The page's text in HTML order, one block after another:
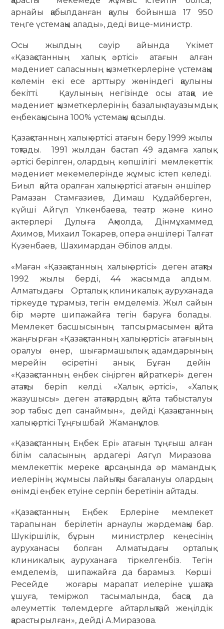
арнайы қабылданған қаулы бойынша 17 950
теңге үстемақы алады», деді вице-министр.
Осы жылдың сәуір айында Үкімет
«Қазақстанның халық әртісі» атағын алған
мәдениет саласының қызметкерлеріне үстемақы
көлемін екі есе арттыру жөніндегі қаулыны
бекітті. Қаулының негізінде осы атаққа ие
мәдениет қызметкерлерінің базалық лауазымдық
еңбекақысына 100% үстемақы қосылды.
Қазақстанның халық әртісі атағын беру 1999 жылы
тоқтады. 1991 жылдан бастап 49 адамға халық
әртісі берілген, олардың көпшілігі мемлекеттік
мәдениет мекемелерінде жұмыс істеп келеді.
Биыл қайта оралған халық әртісі атағын әншілер
Рамазан Стамғазиев, Димаш Құдайберген,
күйші Айгүл Үлкенбаева, театр және кино
актерлері Дулыға Ақмолда, Дінмұхаммед
Ахимов, Михаил Токарев, опера әншілері Талғат
Күзенбаев, Шахимардан Әбілов алды.
«Маған «Қазақстанның халық әртісі» деген атақты
1992 жылы берді, 44 жасымда алдым.
Алматыдағы Орталық клиникалық ауруханада
тіркеуде тұрамыз, тегін емделеміз. Жыл сайын
бір мәрте шипажайға тегін баруға болады.
Мемлекет басшысының тапсырмасымен қайта
жаңғырған «Қазақстанның халық әртісі» атағының
оралуы өнер, шығармашылық адамдарының
мерейін өсіретіні анық. Бұған дейін
«Қазақстанның еңбек сіңірген қайраткері» деген
атақты беріп келді. «Халық әртісі», «Халық
жазушысы» деген атақтардың қайта табысталуы
зор табыс деп санаймын», дейді Қазақстанның
халық әртісі Тұңғышбай Жаманқұлов.
«Қазақстанның Еңбек Ері» атағын тұңғыш алған
білім саласының ардагері Аягүл Миразова
мемлекеттік мереке қарсаңында әр мамандық
иелерінің жұмысы лайықты бағалануы олардың
өнімді еңбек етуіне серпін беретінін айтады.
«Қазақстанның Еңбек Ерлеріне мемлекет
тарапынан берілетін арнаулы жәрдемақы бар.
Шүкіршілік, бұрын министрлер кеңесінің
ауруханасы болған Алматыдағы орталық
клиникалық ауруханаға тіркелгенбіз. Тегін
емделеміз, шипажайға да барамыз. Көрші
Ресейде жоғары марапат иелеріне ұшақта
ұшуға, теміржол тасымалында, басқа да
әлеуметтік төлемдерге айтарлықтай жеңілдік
қарастырылған», дейді А.Миразова.